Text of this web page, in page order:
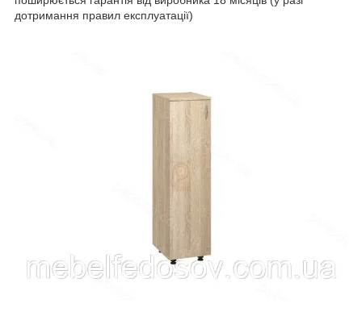
дотримання правил експлуатації)